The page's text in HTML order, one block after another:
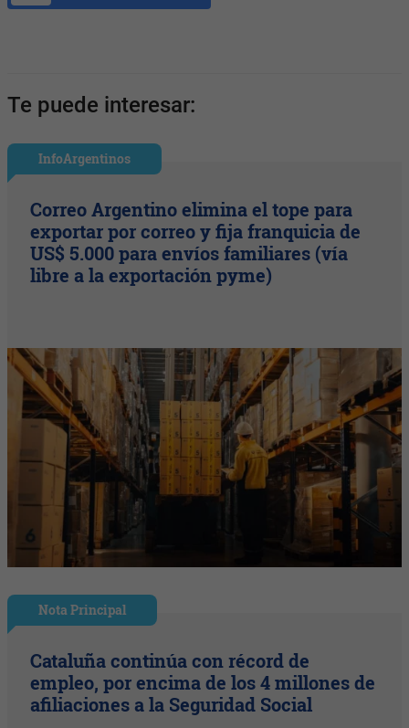
Te puede interesar:
InfoArgentinos
Correo Argentino elimina el tope para
exportar por correo y fija franquicia de
US$ 5.000 para envíos familiares (vía
libre a la exportación pyme)
Nota Principal
Cataluña continúa con récord de
empleo, por encima de los 4 millones de
afiliaciones a la Seguridad Social